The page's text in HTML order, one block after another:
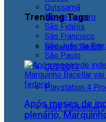
Trending Tags
Nintendo Switch
CES 2017
Playstation 4 Pro
Mark Zuckerberg
Quissamã
Rio de Janeiro
São Fidélis
São Francisco
São João da
São Paulo
Após meses de
plenário,